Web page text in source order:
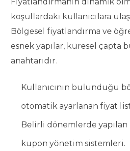
koşullardaki kullanıcılara
Bölgesel fiyatlandırma ve
esnek yapılar, küresel çapta
anahtarıdır.
Kullanıcının bulunduğu
otomatik ayarlanan fiyat
Belirli dönemlerde yapılan
kupon yönetim sistemleri.